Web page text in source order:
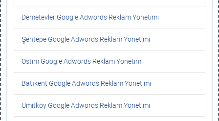
Demetevler Google Adwords Reklam Yönetimi
Şentepe Google Adwords Reklam Yönetimi
Ostim Google Adwords Reklam Yönetimi
Batıkent Google Adwords Reklam Yönetimi
Ümitköy Google Adwords Reklam Yönetimi